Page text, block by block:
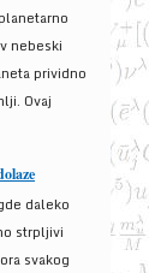
nebeski
prividno
Ovaj
daleko
strpljivi
svakog